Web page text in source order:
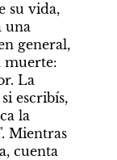
su vida,
una
general,
muerte:
La
escribís,
la
Mientras
cuenta